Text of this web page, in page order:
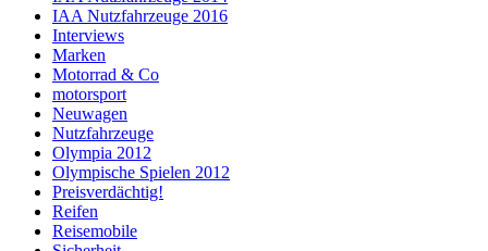
IAA Nutzfahrzeuge 2016
Interviews
Marken
Motorrad & Co
motorsport
Neuwagen
Nutzfahrzeuge
Olympia 2012
Olympische Spielen 2012
Preisverdächtig!
Reifen
Reisemobile